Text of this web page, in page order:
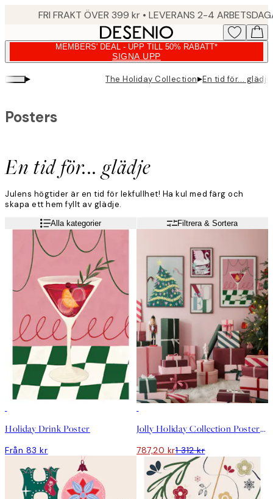
FRI FRAKT ÖVER 399 kr • LEVERANS 2-4
MEMBERS' DEAL - UPP TILL 50% RABATT*
SIGNA UPP
▸ The Holiday Collection▸En tid för... glädje
En tid för... glädje
Posters
Julens högtider är en tid för lekfullhet! Ha kul med färg och
skapa ett hem fyllt av glädje.
Alla kategorier Filtrera & Sortera
Holiday Drink Poster
Från 83 kr
Jolly Holiday Collection Posterpaket
787,20 kr1 312 kr